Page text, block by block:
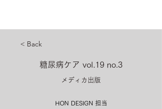
< Back
糖尿病ケア vol.19 no.3
メディカ出版
HON DESIGN​ 担当